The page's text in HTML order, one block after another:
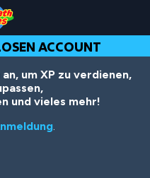
ACCOUNT
um XP zu verdienen,
und vieles mehr!
.